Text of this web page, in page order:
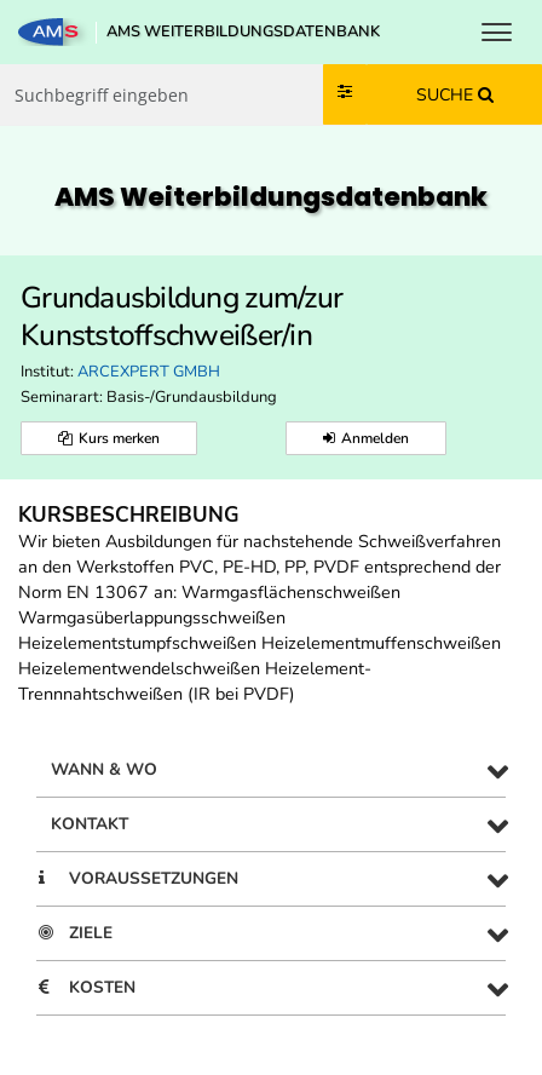
Zum Inhalt springen
Zum Navmenü springen
Zur Suche springen
Zur Footer springen
AMS WEITERBILDUNGSDATENBANK
SUCHE
AMS Weiterbildungs­datenbank
Grundausbildung zum/zur
Kunststoffschweißer/in
Institut: ARCEXPERT GMBH
Seminarart: Basis-/Grundausbildung
Kurs merken Anmelden
KURSBESCHREIBUNG
Wir bieten Ausbildungen für nachstehende Schweißverfahren
an den Werkstoffen PVC, PE-HD, PP, PVDF entsprechend der
Norm EN 13067 an: Warmgasflächenschweißen
Warmgasüberlappungsschweißen
Heizelementstumpfschweißen Heizelementmuffenschweißen
Heizelementwendelschweißen Heizelement-
Trennnahtschweißen (IR bei PVDF)
WANN & WO
KONTAKT
VORAUSSETZUNGEN
ZIELE
KOSTEN